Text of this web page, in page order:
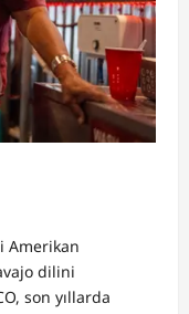
Amerikan
dilini
son yıllarda